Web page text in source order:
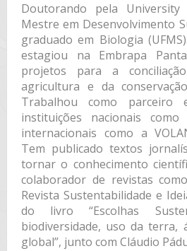
Doutorando pela
Mestre em Desenvolvimento
graduado em Biologia
estagiou na Embrapa
projetos para a
agricultura e da
Trabalhou como
instituições nacionais
internacionais como a
Tem publicado textos
tornar o conhecimento
colaborador de revistas
Revista Sustentabilidade e
do livro “Escolhas
biodiversidade, uso da terra,
global”, junto com Cláudio